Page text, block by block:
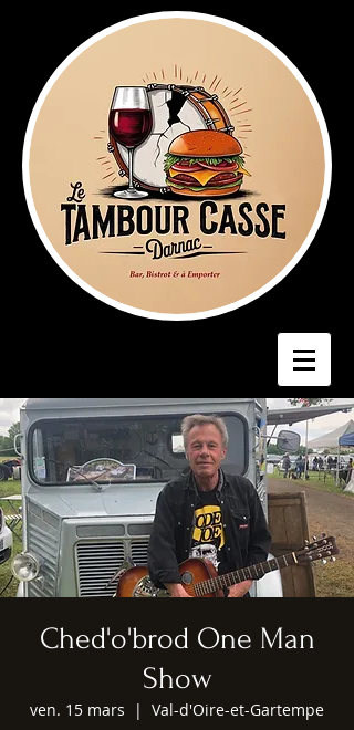
Ched'o'brod One Man
Show
ven. 15 mars
  |
Val-d'Oire-et-Gartempe